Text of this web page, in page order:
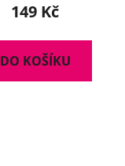
149 Kč
DO KOŠÍKU